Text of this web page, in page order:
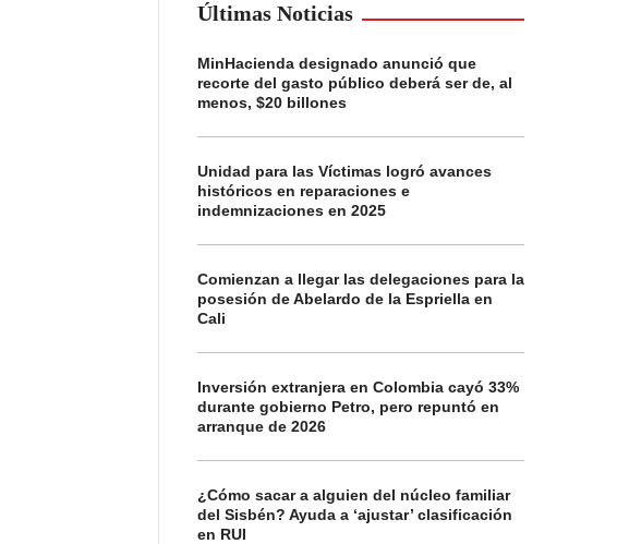
Últimas Noticias
MinHacienda designado anunció que
recorte del gasto público deberá ser de, al
menos, $20 billones
Unidad para las Víctimas logró avances
históricos en reparaciones e
indemnizaciones en 2025
Comienzan a llegar las delegaciones para la
posesión de Abelardo de la Espriella en
Cali
Inversión extranjera en Colombia cayó 33%
durante gobierno Petro, pero repuntó en
arranque de 2026
¿Cómo sacar a alguien del núcleo familiar
del Sisbén? Ayuda a ‘ajustar’ clasificación
en RUI